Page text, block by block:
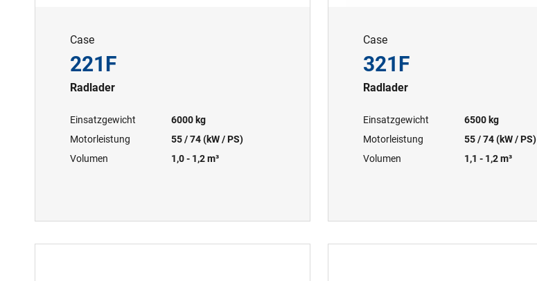
Case
221F
Radlader
Einsatzgewicht
6000 kg
Motorleistung
55 / 74 (kW / PS)
Volumen
1,0 - 1,2 m³
Case
321F
Radlader
Einsatzgewicht
6500 kg
Motorleistung
55 / 74 (kW / PS)
Volumen
1,1 - 1,2 m³